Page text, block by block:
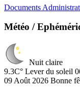
Documents
Météo /
Nuit claire
9.3C° Lever du soleil
09 Août 2026 Bonne